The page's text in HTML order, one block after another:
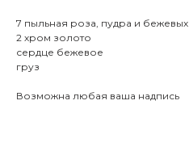
7 пыльная роза, пудра и бежевых
2 хром золото
сердце бежевое
груз
Возможна любая ваша надпись